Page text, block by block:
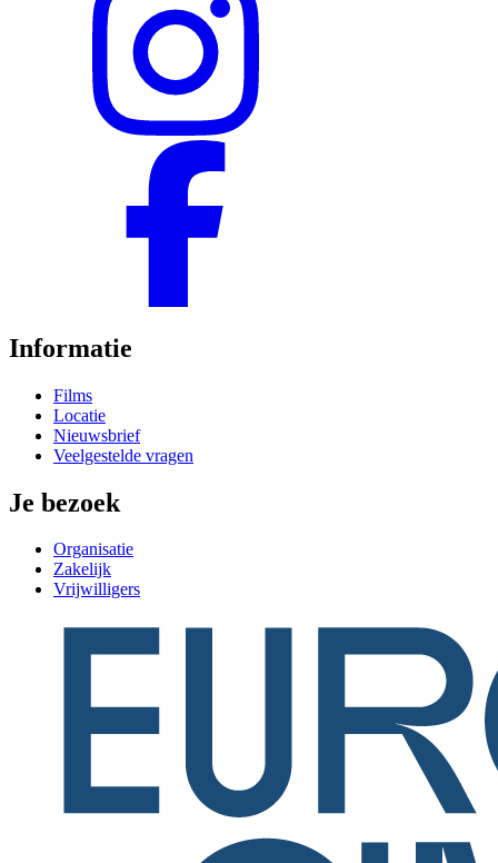
Informatie
Films
Locatie
Nieuwsbrief
Veelgestelde vragen
Je bezoek
Organisatie
Zakelijk
Vrijwilligers